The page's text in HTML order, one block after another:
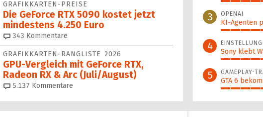
GRAFIKKARTEN-PREISE
Die GeForce RTX 5090 kostet jetzt
mindestens 4.250 Euro
343 Kommentare
GRAFIKKARTEN-RANGLISTE 2026
GPU-Vergleich mit GeForce RTX,
Radeon RX & Arc (Juli/August)
5.137 Kommentare
43%
3 OPENAI
KI-Agenten
31%
4 Sony klebt
29%
5 GAMEPLAY-
GTA 6
28%